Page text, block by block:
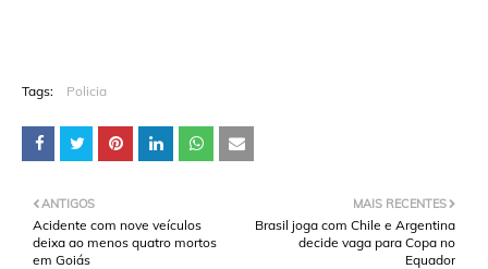
Tags: Policia
MAIS RECENTES
Brasil joga com Chile e Argentina
decide vaga para Copa no
Equador
ANTIGOS
Acidente com nove veículos
deixa ao menos quatro mortos
em Goiás